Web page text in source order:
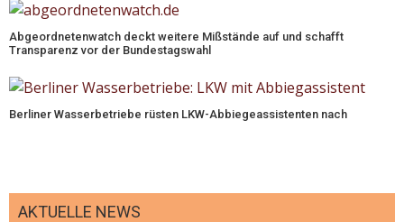
Abgeordnetenwatch deckt weitere Mißstände auf und schafft
Transparenz vor der Bundestagswahl
Berliner Wasserbetriebe rüsten LKW-Abbiegeassistenten nach
AKTUELLE NEWS